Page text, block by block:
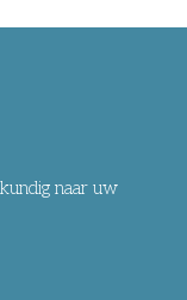
naar uw